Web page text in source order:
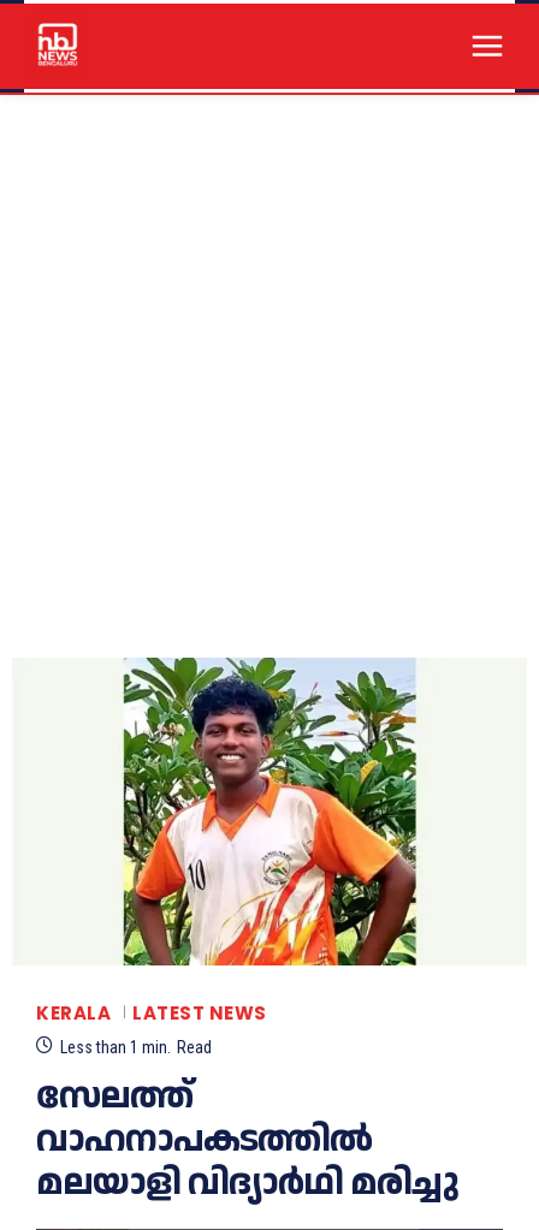
KERALA LATEST NEWS
Less than 1 min. Read
സേലത്ത്
വാഹനാപകടത്തില്‍
മലയാളി വിദ്യാര്‍ഥി മരിച്ചു